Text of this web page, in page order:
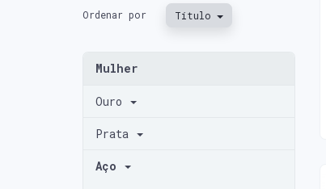
Ordenar por Título
Mulher
Ouro
Prata
Aço